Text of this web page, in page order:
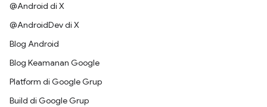
@Android di X
@AndroidDev di X
Blog Android
Blog Keamanan Google
Platform di Google Grup
Build di Google Grup